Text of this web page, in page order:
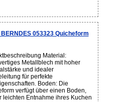
053323 Quicheform
Material:
Metallblech mit hoher
und idealer
für perfekte
Boden: Die
verfügt über einen Boden,
leichten Entnahme ihres Kuchen